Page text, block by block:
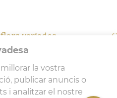
la vostra
publicar anuncis o
i analitzar el nostre
variades